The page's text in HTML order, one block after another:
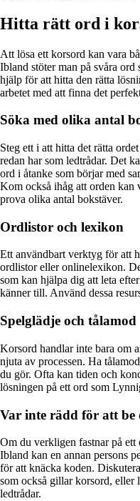
Hitta rätt ord i
Att lösa ett korsord kan vara
Ibland stöter man på svåra
hjälp för att hitta den rätta
arbetet med att finna det
Söka med olika antal
Steg ett i att hitta det rätta
redan har som ledtrådar. Det
ord i åtanke som börjar med
Kom också ihåg att orden kan
prova olika antal bokstäver.
Ordlistor och lexikon
Ett användbart verktyg för att
ordlistor eller onlinelexikon.
som kan hjälpa dig att leta
känner till. Använd dessa
Spelglädje och tålamod
Korsord handlar inte bara om
njuta av processen. Ha
du gör. Ofta kan tiden och
lösningen på ett ord som
Var inte rädd för att be
Om du verkligen fastnar på
Ibland kan en annan persons
för att knäcka koden.
som också gillar korsord, eller
ledtrådar.